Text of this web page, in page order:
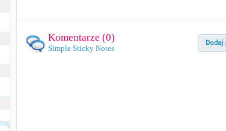
Komentarze (0)
Simple Sticky Notes